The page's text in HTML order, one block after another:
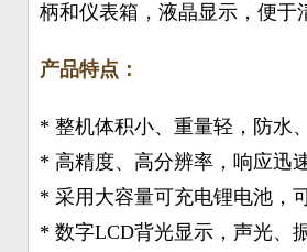
柄和仪表箱，液晶显示，便于
产品特点：
* 整机体积小、重量轻，防水
* 高精度、高分辨率，响应迅
* 采用大容量可充电锂电池，
* 数字LCD背光显示，声光、